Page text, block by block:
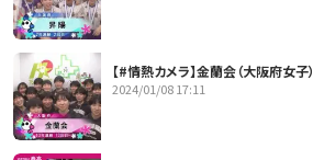
【#情熱カメラ】金蘭会（大阪府女子）
2024/01/08 17:11